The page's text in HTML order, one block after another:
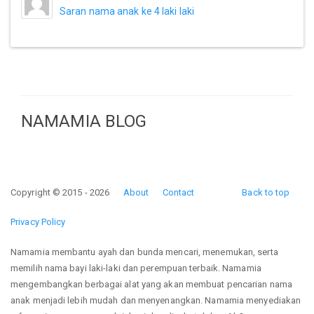
Saran nama anak ke 4 laki laki
NAMAMIA BLOG
Back to top
Copyright © 2015 - 2026 About Contact
Privacy Policy
Namamia membantu ayah dan bunda mencari, menemukan, serta
memilih nama bayi laki-laki dan perempuan terbaik. Namamia
mengembangkan berbagai alat yang akan membuat pencarian nama
anak menjadi lebih mudah dan menyenangkan. Namamia menyediakan